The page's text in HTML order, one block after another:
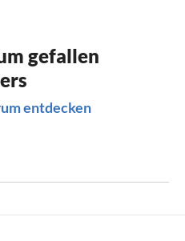
gefallen
entdecken